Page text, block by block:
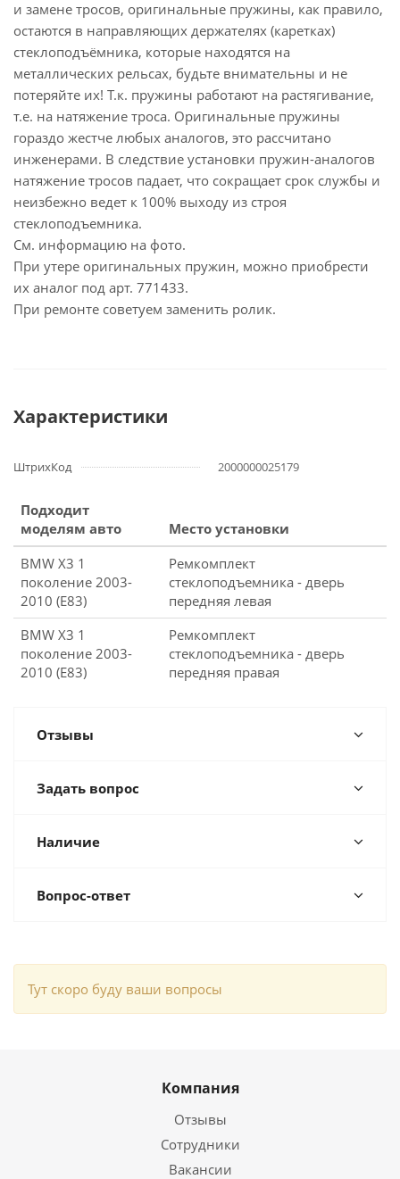
и замене тросов, оригинальные пружины, как правило,
остаются в направляющих держателях (каретках)
стеклоподъёмника, которые находятся на
металлических рельсах, будьте внимательны и не
потеряйте их! Т.к. пружины работают на растягивание,
т.е. на натяжение троса. Оригинальные пружины
гораздо жестче любых аналогов, это рассчитано
инженерами. В следствие установки пружин-аналогов
натяжение тросов падает, что сокращает срок службы и
неизбежно ведет к 100% выходу из строя
стеклоподъемника.
См. информацию на фото.
При утере оригинальных пружин, можно приобрести
их аналог под арт. 771433.
При ремонте советуем заменить ролик.
Характеристики
ШтрихКод 2000000025179
Подходит
моделям авто
Место установки
BMW X3 1
поколение 2003-
2010 (E83)
Ремкомплект
стеклоподъемника - дверь
передняя левая
BMW X3 1
поколение 2003-
2010 (E83)
Ремкомплект
стеклоподъемника - дверь
передняя правая
Отзывы
Задать вопрос
Наличие
Вопрос-ответ
Тут скоро буду ваши вопросы
Компания
Отзывы
Сотрудники
Вакансии